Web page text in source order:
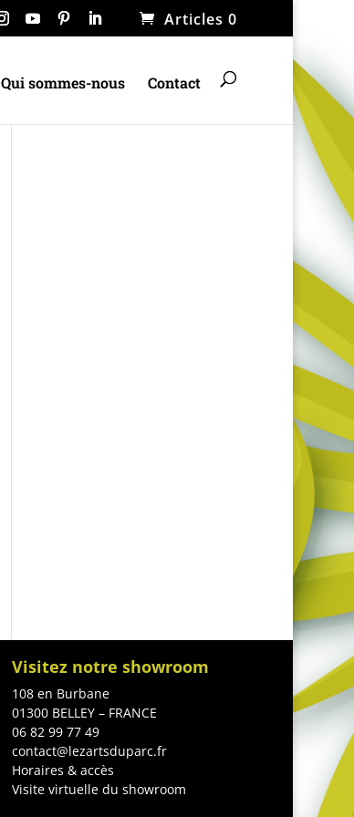
Articles 0
Qui sommes-nous Contact
Visitez notre showroom
108 en Burbane
01300 BELLEY – FRANCE
06 82 99 77 49
contact@lezartsduparc.fr
Horaires & accès
Visite virtuelle du showroom